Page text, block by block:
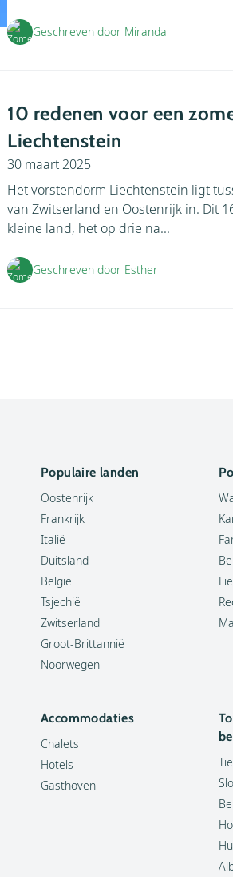
Geschreven door Miranda
10 redenen voor een
Liechtenstein
30 maart 2025
Het vorstendorm Liechtenstein ligt
van Zwitserland en Oostenrijk in. Dit
kleine land, het op drie na...
Geschreven door Esther
Populaire landen
Oostenrijk
Frankrijk
Italië
Duitsland
België
Tsjechië
Zwitserland
Groot-Brittannië
Noorwegen
Accommodaties
Chalets
Hotels
Gasthoven